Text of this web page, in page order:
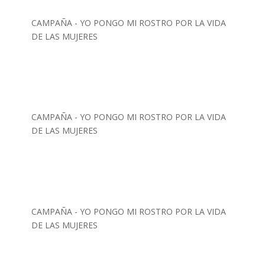
CAMPAÑA - YO PONGO MI ROSTRO POR LA VIDA
DE LAS MUJERES
CAMPAÑA - YO PONGO MI ROSTRO POR LA VIDA
DE LAS MUJERES
CAMPAÑA - YO PONGO MI ROSTRO POR LA VIDA
DE LAS MUJERES